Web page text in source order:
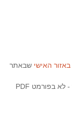
באזור האישי שבאתר
לא ניתן להוריד את הספר למחשב או לטלפון הנייד - לא בפורמט PDF